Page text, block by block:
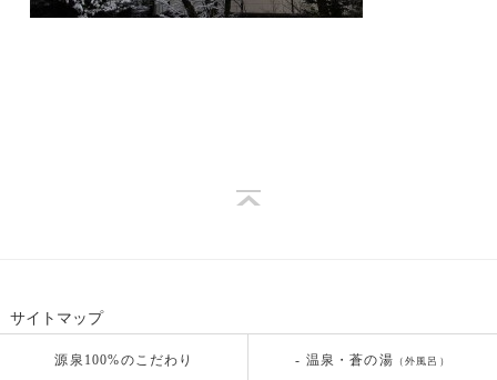
サイトマップ
源泉100%のこだわり - 温泉・蒼の湯 （外風呂）